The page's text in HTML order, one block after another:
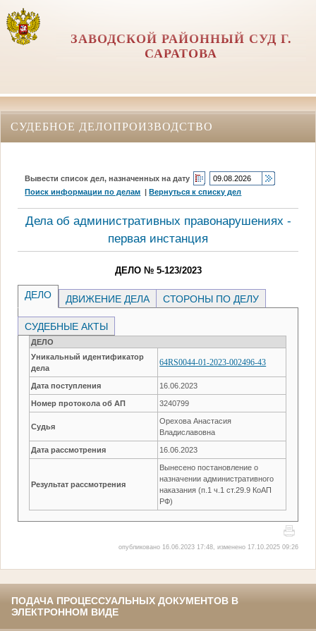
ЗАВОДСКОЙ РАЙОННЫЙ СУД Г.
САРАТОВА
СУДЕБНОЕ ДЕЛОПРОИЗВОДСТВО
Вывести список дел, назначенных на дату
Поиск информации по делам |Вернуться к списку дел
Дела об административных правонарушениях -
первая инстанция
ДЕЛО № 5-123/2023
ДЕЛО ДВИЖЕНИЕ ДЕЛА СТОРОНЫ ПО ДЕЛУ
СУДЕБНЫЕ АКТЫ
ДЕЛО
Уникальный идентификатор
дела
64RS0044-01-2023-002496-43
Дата поступления 16.06.2023
Номер протокола об АП 3240799
Судья
Орехова Анастасия
Владиславовна
Дата рассмотрения 16.06.2023
Результат рассмотрения
Вынесено постановление о
назначении административного
наказания (п.1 ч.1 ст.29.9 КоАП
РФ)
опубликовано 16.06.2023 17:48, изменено 17.10.2025 09:26
ПОДАЧА ПРОЦЕССУАЛЬНЫХ ДОКУМЕНТОВ В
ЭЛЕКТРОННОМ ВИДЕ